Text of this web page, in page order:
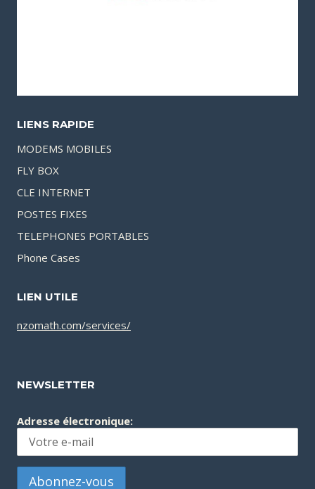
LIENS RAPIDE
MODEMS MOBILES
FLY BOX
CLE INTERNET
POSTES FIXES
TELEPHONES PORTABLES
Phone Cases
LIEN UTILE
nzomath.com/services/
NEWSLETTER
Adresse électronique: